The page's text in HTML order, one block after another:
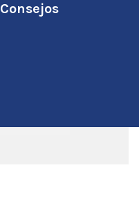
Consejos